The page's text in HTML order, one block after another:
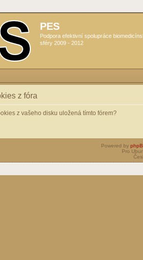
PES
Podpora efektivní spolupráce
sféry 2009 - 2012
z fóra
z vašeho disku uložená tímto fórem?
Powered by
Pro